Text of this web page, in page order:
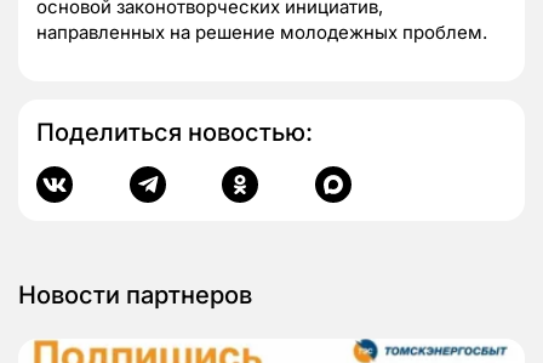
основой законотворческих инициатив,
направленных на решение молодежных проблем.
Поделиться новостью:
Новости партнеров